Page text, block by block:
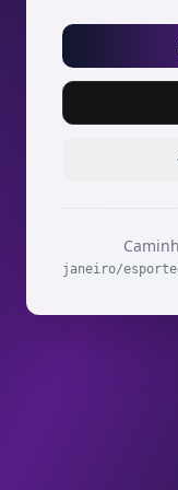
janeiro/